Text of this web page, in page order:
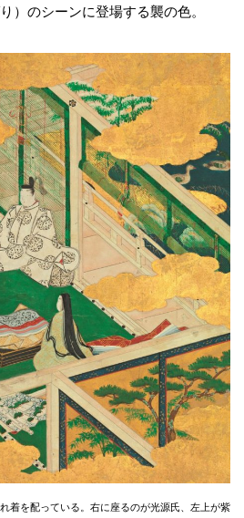
）のシーンに登場する襲の色。
着を配っている。右に座るのが光源氏、左上が紫